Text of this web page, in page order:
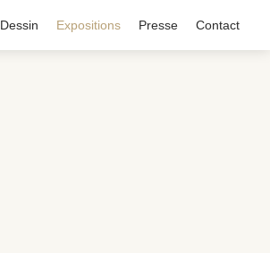
Dessin Expositions Presse Contact